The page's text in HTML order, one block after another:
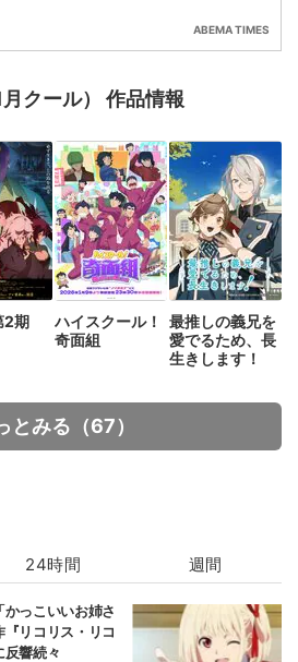
ABEMA TIMES
クール） 作品情報
2期
ハイスクール！
奇面組
最推しの義兄を
愛でるため、長
生きします！
とみる（67）
24時間 週間
かっこいいお姉さ
リコリス・リコ
反響続々